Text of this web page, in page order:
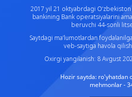
2017 yil 21 oktyabrdagi
bankining Bank operatsiyalarini
beruvchi 44-sonli
Saytdagi ma’lumotlardan
veb-saytiga havola
Oxirgi yangilanish: 8 Avgust
Hozir saytda: ro'yhatdan
mehmonlar -